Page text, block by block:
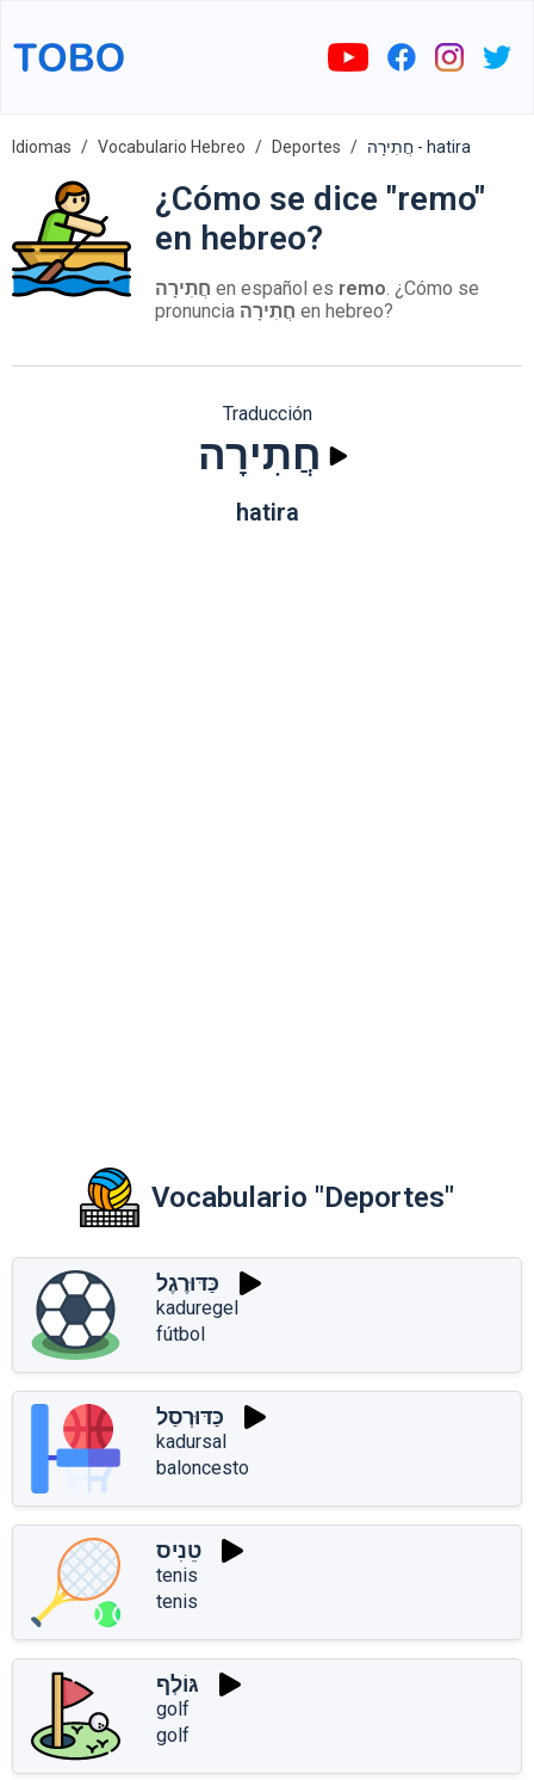
Idiomas Vocabulario Hebreo Deportes חֲתִירָה - hatira
¿Cómo se dice "remo"
en hebreo?
חֲתִירָה en español es remo. ¿Cómo se
pronuncia חֲתִירָה en hebreo?
Traducción
חֲתִירָה
hatira
Vocabulario "Deportes"
כַּדּוּרֶגֶל
kaduregel
fútbol
כַּדּוּרְסַל
kadursal
baloncesto
טֵנִיס
tenis
tenis
גּוֹלְף
golf
golf